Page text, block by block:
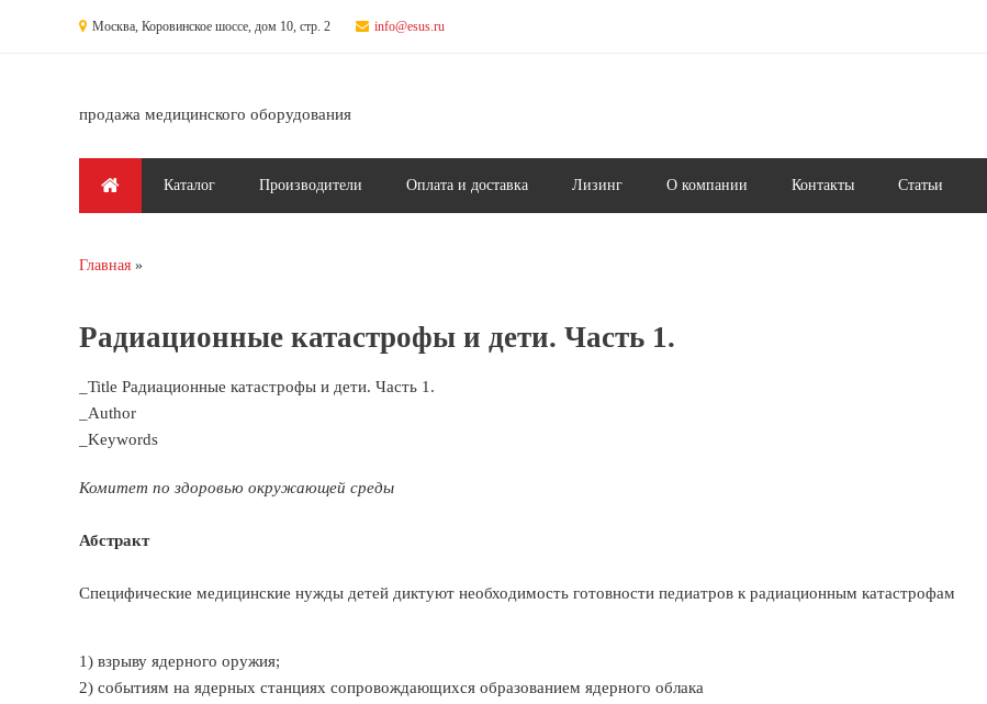
Москва, Коровинское шоссе, дом 10, стр. 2 info@esus.ru
продажа медицинского оборудования
Главное менюКаталог Производители Оплата и доставка Лизинг О компании Контакты Статьи
Вы здесь
Главная
Радиационные катастрофы и дети. Часть 1.
_Title Радиационные катастрофы и дети. Часть 1.
_Author
_Keywords
Комитет по здоровью окружающей среды
Абстракт
Специфические медицинские нужды детей диктуют необходимость готовности педиатров к радиационным катастрофам
1) взрыву ядерного оружия;
2) событиям на ядерных станциях сопровождающихся образованием ядерного облака